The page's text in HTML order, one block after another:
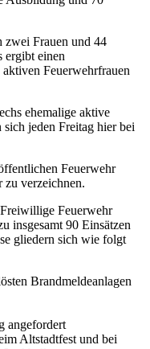
zwei Frauen und 44
ergibt einen
Feuerwehrfrauen
ehemalige aktive
jeden Freitag hier bei
Feuerwehr
zu verzeichnen.
Feuerwehr
insgesamt 90 Einsätzen
gliedern sich wie folgt
Brandmeldeanlagen
angefordert
Altstadtfest und bei